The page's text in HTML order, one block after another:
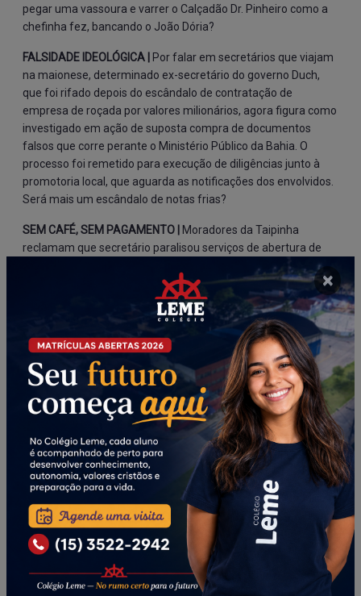
pegar uma vassoura e varrer o Calçadão Dr. Pinheiro como a
chefinha fez, bancando o João Dória?
FALSIDADE IDEOLÓGICA | Por falar em secretários que viajam
na maionese, determinado ex-secretário do governo Duch,
que foi rifado depois do escândalo de contratação de
empresa de roçada por valores milionários, agora figura como
investigado em ação de suposta compra de documentos
falsos que corre perante o Ministério Público da Bahia. O
processo foi remetido para execução de diligências junto à
promotoria local, que aguarda as notificações dos envolvidos.
Será mais um escândalo de notas frias?
SEM CAFÉ, SEM PAGAMENTO | Moradores da Taipinha
reclamam que secretário paralisou serviços de abertura de
fossas alegando que não tem ordem de pagamento
autorizada pela Câmara Municipal. Na verdade, o secretário
mentiu na cara dura para os moradores, porque a ordem de
serviço e o empenho cabem à secretaria fazer e ao
secretário, como ordenador de despesas, autorizar. Nos
bastidores da secretaria, correm informações de que
determinado vereador mandou o secretário interromper o
serviço porque o empreiteiro contratado não estava servindo
o cafezinho do vereador havia meses. Deve ser por isso que a
prefeita reza tanto no gabinete.
NOIADOS EM PRAÇA PÚBLICA |
A Câmara Municipal, que só
tem vereadores moralistas e acima de qualquer reprimenda
— porque não compram Mounjaro contrabandeado, não ficam
embriagados com pinga e não usam nenhuma espécie de
entorpecentes ou alucinógenos —, agora resolveu proclamar
que o problema de saúde pública de Itapeva são os noiados
que ficam na praça chapados. Uma vereadora metida a
Alborghetti resolveu chamar traficantes e usuários de
×